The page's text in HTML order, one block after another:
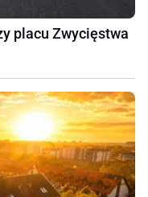
placu Zwycięstwa